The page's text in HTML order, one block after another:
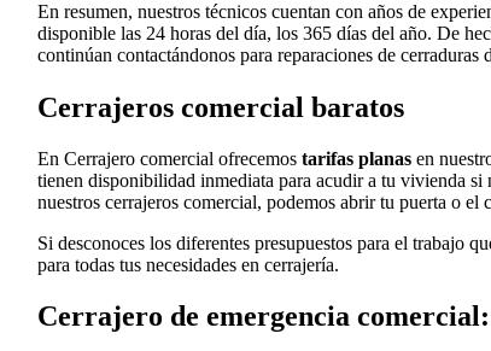
En resumen, nuestros técnicos cuentan con años de
disponible las 24 horas del día, los 365 días del año. De
continúan contactándonos para reparaciones de
Cerrajeros comercial baratos
En Cerrajero comercial ofrecemos tarifas planas en
tienen disponibilidad inmediata para acudir a tu vivienda si
nuestros cerrajeros comercial, podemos abrir tu puerta o el
Si desconoces los diferentes presupuestos para el trabajo
para todas tus necesidades en cerrajería.
Cerrajero de emergencia